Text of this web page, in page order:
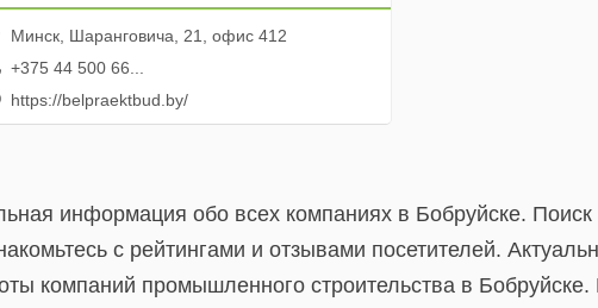
Минск, Шаранговича, 21, офис 412
+375 44 500 66...
https://belpraektbud.by/
информация обо всех компаниях в Бобруйске.
с рейтингами и отзывами посетителей.
компаний промышленного строительства в Бобруйске.